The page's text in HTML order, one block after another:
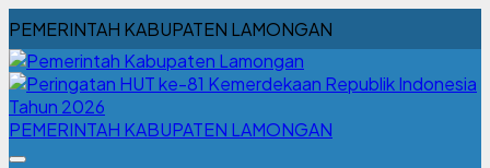
PEMERINTAH KABUPATEN LAMONGAN
PEMERINTAH KABUPATEN LAMONGAN